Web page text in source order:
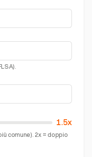
1.5x
comune). 2x = doppio